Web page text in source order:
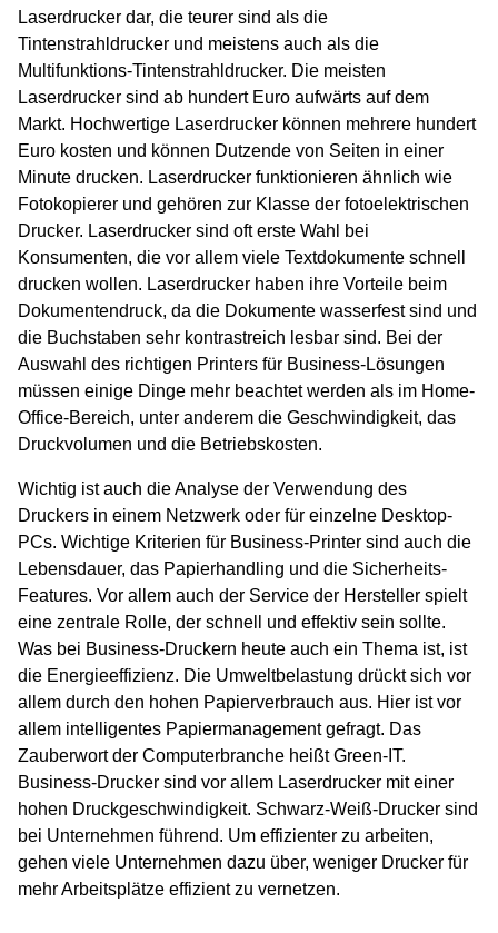
Laserdrucker dar, die teurer sind als die
Tintenstrahldrucker und meistens auch als die
Multifunktions-Tintenstrahldrucker. Die meisten
Laserdrucker sind ab hundert Euro aufwärts auf dem
Markt. Hochwertige Laserdrucker können mehrere hundert
Euro kosten und können Dutzende von Seiten in einer
Minute drucken. Laserdrucker funktionieren ähnlich wie
Fotokopierer und gehören zur Klasse der fotoelektrischen
Drucker. Laserdrucker sind oft erste Wahl bei
Konsumenten, die vor allem viele Textdokumente schnell
drucken wollen. Laserdrucker haben ihre Vorteile beim
Dokumentendruck, da die Dokumente wasserfest sind und
die Buchstaben sehr kontrastreich lesbar sind. Bei der
Auswahl des richtigen Printers für Business-Lösungen
müssen einige Dinge mehr beachtet werden als im Home-
Office-Bereich, unter anderem die Geschwindigkeit, das
Druckvolumen und die Betriebskosten.
Wichtig ist auch die Analyse der Verwendung des
Druckers in einem Netzwerk oder für einzelne Desktop-
PCs. Wichtige Kriterien für Business-Printer sind auch die
Lebensdauer, das Papierhandling und die Sicherheits-
Features. Vor allem auch der Service der Hersteller spielt
eine zentrale Rolle, der schnell und effektiv sein sollte.
Was bei Business-Druckern heute auch ein Thema ist, ist
die Energieeffizienz. Die Umweltbelastung drückt sich vor
allem durch den hohen Papierverbrauch aus. Hier ist vor
allem intelligentes Papiermanagement gefragt. Das
Zauberwort der Computerbranche heißt Green-IT.
Business-Drucker sind vor allem Laserdrucker mit einer
hohen Druckgeschwindigkeit. Schwarz-Weiß-Drucker sind
bei Unternehmen führend. Um effizienter zu arbeiten,
gehen viele Unternehmen dazu über, weniger Drucker für
mehr Arbeitsplätze effizient zu vernetzen.